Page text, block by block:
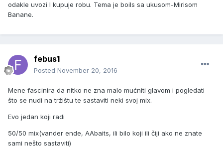
odakle uvozi I kupuje robu. Tema je boils sa ukusom-Mirisom
Banane.
febus1
Posted November 20, 2016
Mene fascinira da nitko ne zna malo mućniti glavom i pogledati
što se nudi na tržištu te sastaviti neki svoj mix.
Evo jedan koji radi
50/50 mix(vander ende, AAbaits, ili bilo koji ili čiji ako ne znate
sami nešto sastaviti)